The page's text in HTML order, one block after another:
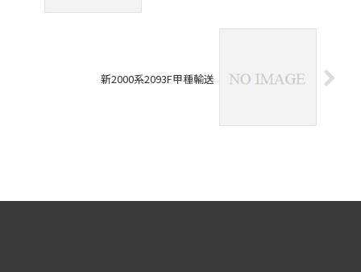
新2000系2093F甲種輸送